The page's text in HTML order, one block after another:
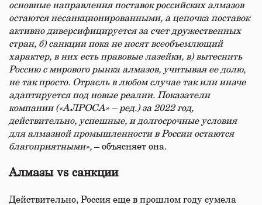
основные направления поставок российских алмазов
остаются несанкционированными, а цепочка поставок
активно диверсифицируется за счет дружественных
стран, б) санкции пока не носят всеобъемлющий
характер, в них есть правовые лазейки, в) вытеснить
Россию с мирового рынка алмазов, учитывая ее долю,
не так просто. Отрасль в любом случае так или иначе
адаптируется под новые реалии. Показатели
компании («АЛРОСА» – ред.) за 2022 год,
действительно, успешные, и долгосрочные условия
для алмазной промышленности в России остаются
благоприятными», – объясняет она.
Алмазы vs санкции
Действительно, Россия еще в прошлом году сумела